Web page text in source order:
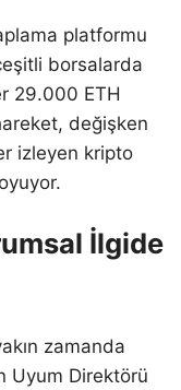
platformu
borsalarda
29.000 ETH
değişken
izleyen kripto
İlgide
zamanda
Uyum Direktörü